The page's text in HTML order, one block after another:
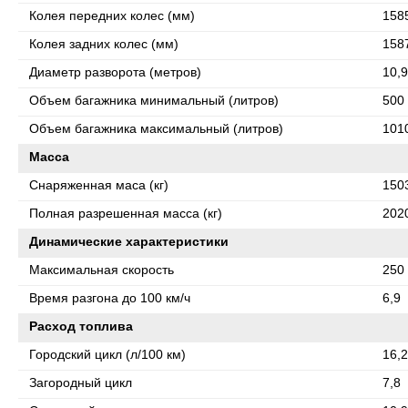
Колея передних колес (мм)
Колея задних колес (мм)
Диаметр разворота (метров) 10,9
Объем багажника минимальный (литров) 500
Объем багажника максимальный (литров)
Масса
Снаряженная маса (кг)
Полная разрешенная масса (кг)
Динамические характеристики
Максимальная скорость 250
Время разгона до 100 км/ч 6,9
Расход топлива
Городский цикл (л/100 км) 16,2
Загородный цикл 7,8